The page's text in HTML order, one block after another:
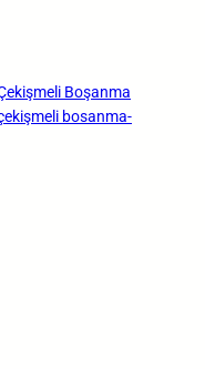
Boşanma
bosanma-